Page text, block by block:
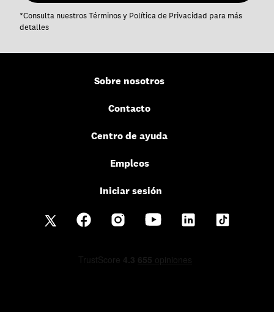
*Consulta nuestrosTérminosy Política de Privacidad para más
detalles
Sobre nosotros
Contacto
Centro de ayuda
Empleos
Iniciar sesión